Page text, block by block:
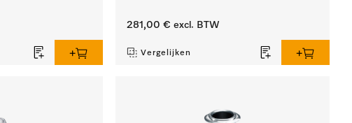
281,00 € excl. BTW
Vergelijken